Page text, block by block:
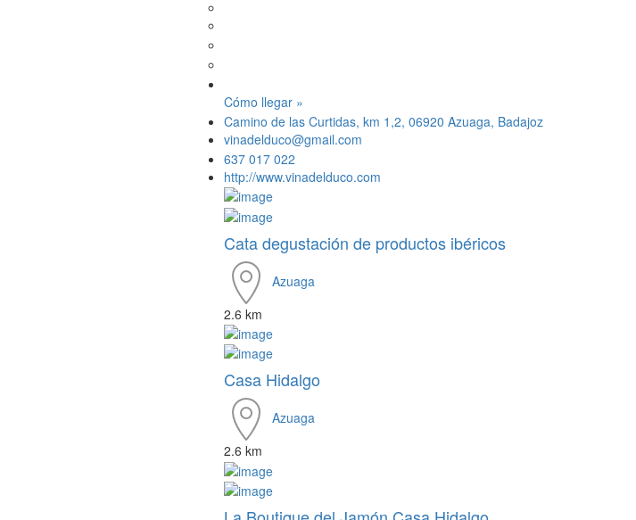
Cómo llegar »
Camino de las Curtidas, km 1,2, 06920 Azuaga, Badajoz
vinadelduco@gmail.com
637 017 022
http://www.vinadelduco.com
Cata degustación de productos ibéricos
Azuaga
2.6 km
Casa Hidalgo
Azuaga
2.6 km